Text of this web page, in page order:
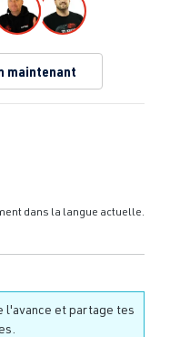
maintenant
dans la langue actuelle.
l'avance et partage tes